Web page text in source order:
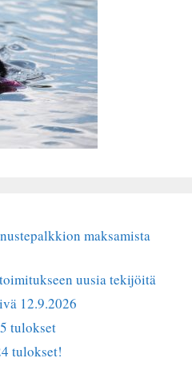
maksamista
uusia tekijöitä
12.9.2026
tulokset
tulokset!